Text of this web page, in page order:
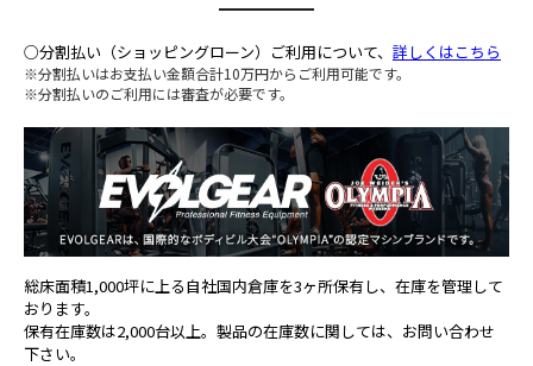
○分割払い（ショッピングローン）ご利用について、 詳しくはこちら
※分割払いはお支払い金額合計10万円からご利用可能です。
※分割払いのご利用には審査が必要です。
総床面積1,000坪に上る自社国内倉庫を3ヶ所保有し、在庫を管理して
おります。
保有在庫数は2,000台以上。製品の在庫数に関しては、お問い合わせ
下さい。